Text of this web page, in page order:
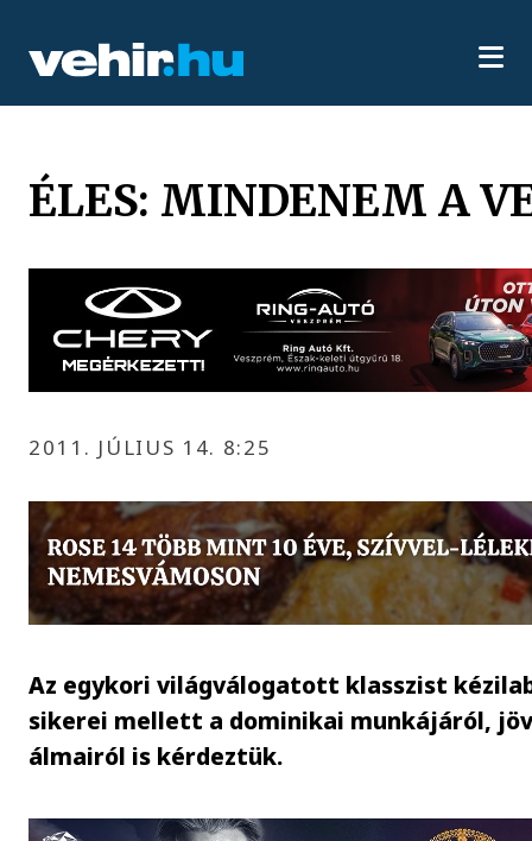
ÉLES: MINDENEM A
2011. JÚLIUS 14. 8:25
Az egykori világválogatott klasszist
sikerei mellett a dominikai munkájáról,
álmairól is kérdeztük.